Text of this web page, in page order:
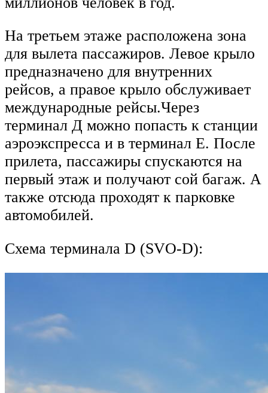
На третьем этаже расположена зона
для вылета пассажиров. Левое крыло
предназначено для внутренних
рейсов, а правое крыло обслуживает
международные рейсы.Через
терминал Д можно попасть к станции
аэроэкспресса и в терминал Е. После
прилета, пассажиры спускаются на
первый этаж и получают сой багаж. А
также отсюда проходят к парковке
автомобилей.
Схема терминала D (SVO-D):